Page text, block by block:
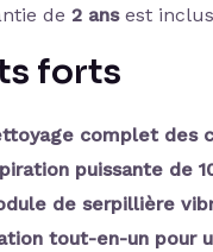
de 2 ansest
forts
complet des
puissante de
de serpillière
tout-en-un pour